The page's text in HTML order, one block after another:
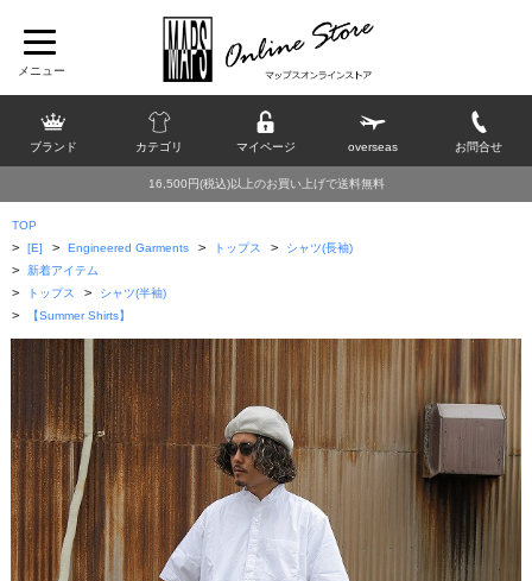
ブランド カテゴリ マイページ overseas お問合せ
16,500円(税込)以上のお買い上げで送料無料
TOP
> [E] > Engineered Garments > トップス > シャツ(長袖)
> 新着アイテム
> トップス > シャツ(半袖)
> 【Summer Shirts】